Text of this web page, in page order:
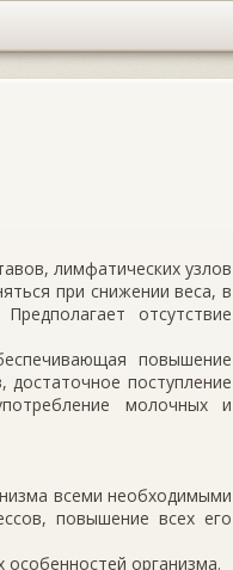
лимфатических узлов
при снижении веса, в
отсутствие
повышение
поступление
молочных и
всеми необходимыми
повышение всех его
организма.